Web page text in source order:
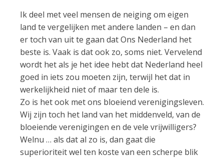
Ik deel met veel mensen de neiging om eigen
land te vergelijken met andere landen – en dan
er toch van uit te gaan dat Ons Nederland het
beste is. Vaak is dat ook zo, soms niet. Vervelend
wordt het als je het idee hebt dat Nederland heel
goed in iets zou moeten zijn, terwijl het dat in
werkelijkheid niet of maar ten dele is.
Zo is het ook met ons bloeiend verenigingsleven.
Wij zijn toch het land van het middenveld, van de
bloeiende verenigingen en de vele vrijwilligers?
Welnu … als dat al zo is, dan gaat die
superioriteit wel ten koste van een scherpe blik